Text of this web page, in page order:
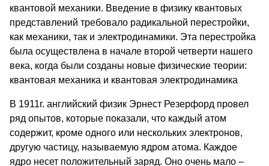
квантовой механики. Введение в физику квантовых
представлений требовало радикальной перестройки,
как механики, так и электродинамики. Эта перестройка
была осуществлена в начале второй четверти нашего
века, когда были созданы новые физические теории:
квантовая механика и квантовая электродинамика
В 1911г. английский физик Эрнест Резерфорд провел
ряд опытов, которые показали, что каждый атом
содержит, кроме одного или нескольких электронов,
другую частицу, называемую ядром атома. Каждое
ядро несет положительный заряд. Оно очень мало –